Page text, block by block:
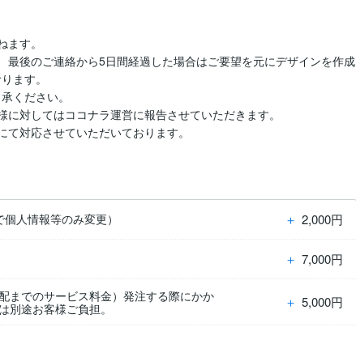
す。
最後のご連絡から5日間経過した場合はご要望を元にデザインを作成
ます。
ください。
対してはココナラ運営に報告させていただきます。
対応させていただいております。
人情報等のみ変更） ＋ 2,000円
＋ 7,000円
までのサービス料金）発注する際にかか
途お客様ご負担。
＋ 5,000円